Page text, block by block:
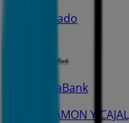
Cerrado
CaixaBank
C. RAMON Y